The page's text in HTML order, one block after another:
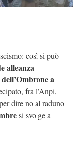
così si può
alleanza
a
fra l’Anpi,
dire no al raduno
si svolge a